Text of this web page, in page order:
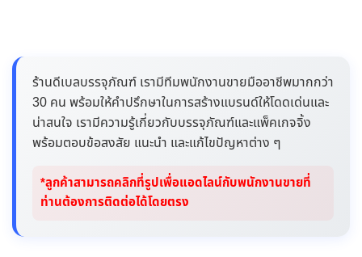
ร้านดีเบลบรรจุภัณฑ์ เรามีทีมพนักงานขายมืออาชีพมากกว่า
30 คน พร้อมให้คำปรึกษาในการสร้างแบรนด์ให้โดดเด่นและ
น่าสนใจ เรามีความรู้เกี่ยวกับบรรจุภัณฑ์และแพ็คเกจจิ้ง
พร้อมตอบข้อสงสัย แนะนำ และแก้ไขปัญหาต่าง ๆ
*ลูกค้าสามารถคลิกที่รูปเพื่อแอดไลน์กับพนักงานขายที่
ท่านต้องการติดต่อได้โดยตรง